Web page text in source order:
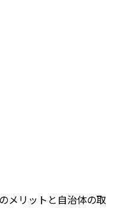
メリットと自治体の取